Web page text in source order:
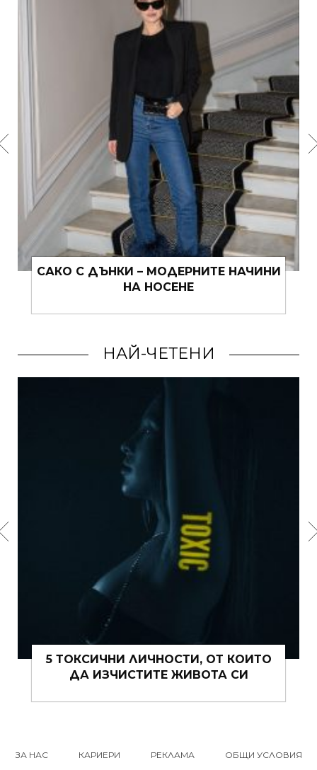
МУШКАТОТО – ИСТИНСКО ЛЯТНО
ВЕЛИКОЛЕПИЕ
НАЙ-ЧЕТЕНИ
15 ЩИПКИ РОМАНТИКА КЪМ ЖИВОТА
ВИ ТОВА ЛЯТО
ЗА НАС КАРИЕРИ РЕКЛАМА ОБЩИ УСЛОВИЯ